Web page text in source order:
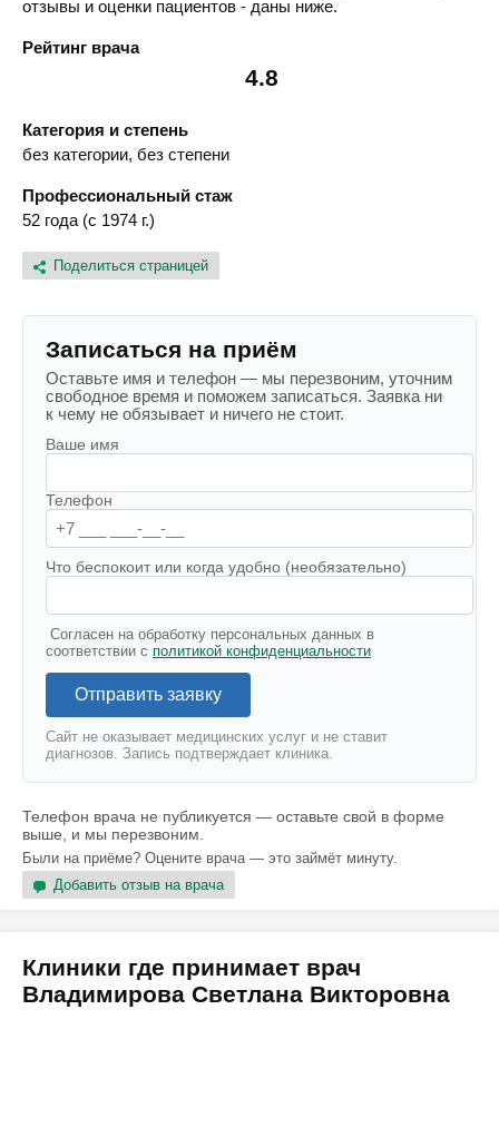
отзывы и оценки пациентов - даны ниже.
Рейтинг врача
4.8
Категория и степень
без категории, без степени
Профессиональный стаж
52 года (с 1974 г.)
Поделиться страницей
Записаться на приём
Оставьте имя и телефон — мы перезвоним, уточним
свободное время и поможем записаться. Заявка ни
к чему не обязывает и ничего не стоит.
Ваше имя
Телефон
Что беспокоит или когда удобно (необязательно)
Согласен на обработку персональных данных в
соответствии с политикой конфиденциальности
Отправить заявку
Сайт не оказывает медицинских услуг и не ставит
диагнозов. Запись подтверждает клиника.
Телефон врача не публикуется — оставьте свой в форме
выше, и мы перезвоним.
Были на приёме? Оцените врача — это займёт минуту.
Добавить отзыв на врача
Клиники где принимает врач
Владимирова Светлана Викторовна